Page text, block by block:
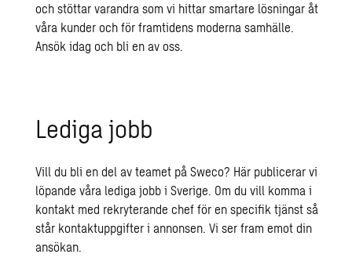
och stöttar varandra som vi hittar smartare lösningar åt
våra kunder och för framtidens moderna samhälle.
Ansök idag och bli en av oss.
Lediga jobb
Vill du bli en del av teamet på Sweco? Här publicerar vi
löpande våra lediga jobb i Sverige. Om du vill komma i
kontakt med rekryterande chef för en specifik tjänst så
står kontaktuppgifter i annonsen. Vi ser fram emot din
ansökan.